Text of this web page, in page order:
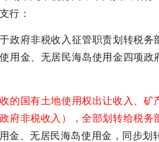
行：
府非税收入征管职责划转税务
用金、无居民海岛使用金四项
的国有土地使用权出让收入、
府非税收入），全部划转给税务
金、无居民海岛使用金，同步划